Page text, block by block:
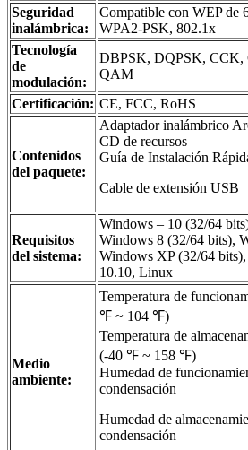
Seguridad
inalámbrica:
Compatible con WEP de
WPA2-PSK, 802.1x
Tecnología
de
modulación:
DBPSK, DQPSK,
QAM
Certificación: CE, FCC, RoHS
Contenidos
del paquete:
Adaptador inalámbrico
CD de recursos
Guía de Instalación
Cable de extensión USB
Requisitos
del sistema:
Windows – 10 (32/64
Windows 8 (32/64 bits),
Windows XP (32/64
10.10, Linux
Medio
ambiente:
Temperatura de
℉ ~ 104 ℉)
Temperatura de
(-40 ℉ ~ 158 ℉)
Humedad de
condensación
Humedad de
condensación